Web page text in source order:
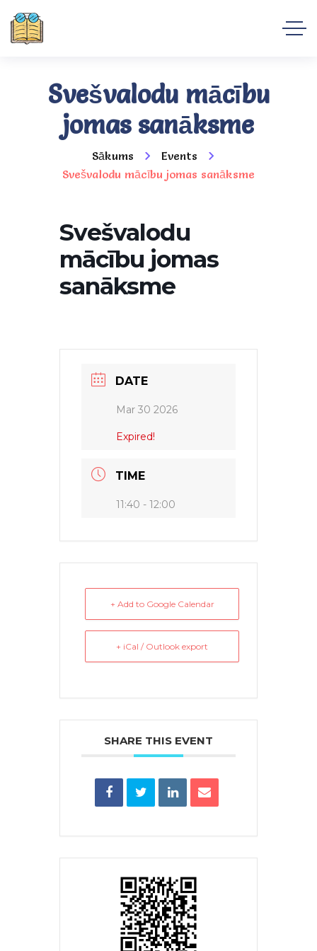
Svešvalodu mācību
jomas sanāksme
Sākums
Events
Svešvalodu mācību jomas sanāksme
Svešvalodu
mācību jomas
sanāksme
DATE
Mar 30 2026
Expired!
TIME
11:40 - 12:00
+ Add to Google Calendar
+ iCal / Outlook export
SHARE THIS EVENT